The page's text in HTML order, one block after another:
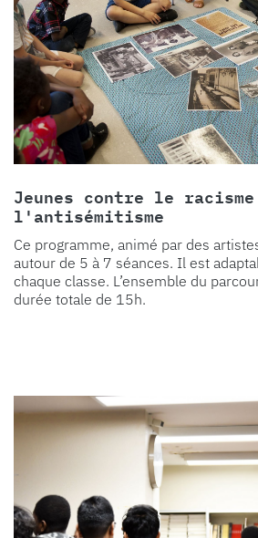
Jeunes contre le
l'antisémitisme
Ce programme, animé par des
autour de 5 à 7 séances. Il est
chaque classe. L’ensemble du
durée totale de 15h.